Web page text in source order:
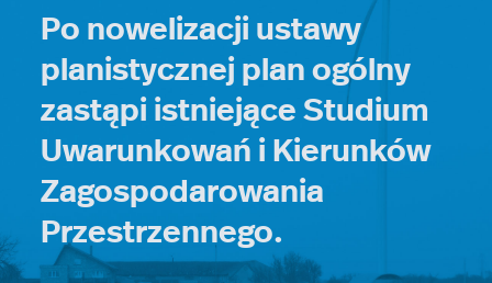
Po nowelizacji ustawy
planistycznej plan ogólny
zastąpi istniejące Studium
Uwarunkowań i Kierunków
Zagospodarowania
Przestrzennego.